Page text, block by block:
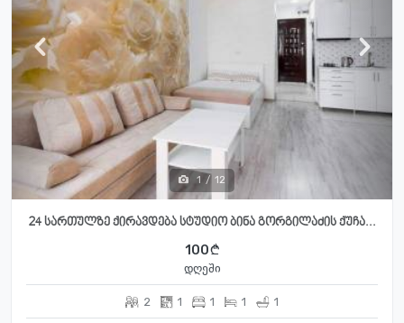
1 / 12
24 სართულზე ქირავდება სტუდიო ბინა გორგილაძის ქუჩა...
100
დღეში
2 1 1 1 1